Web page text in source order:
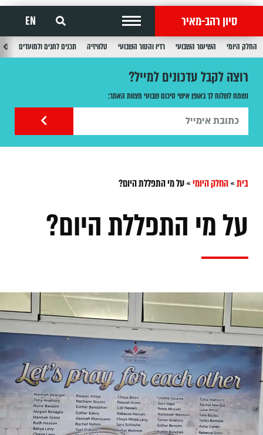
סיון רהב-מאיר EN
החלק היומי השיעור השבועי רדיו והטור השבועי טלוויזיה תכנים לחגים ולמועדים
רוצה לקבל עדכונים למייל?
נשמח לשלוח לך באופן אישי סיכום שבועי מצוות האתר:
בית»החלק היומי»על מי התפללת היום?
על מי התפללת היום?